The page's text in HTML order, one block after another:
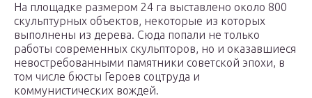
На площадке размером 24 га выставлено около 800
скульптурных объектов, некоторые из которых
выполнены из дерева. Сюда попали не только
работы современных скульпторов, но и оказавшиеся
невостребованными памятники советской эпохи, в
том числе бюсты Героев соцтруда и
коммунистических вождей.